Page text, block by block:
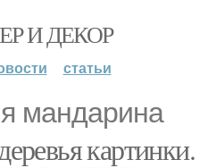
И ДЕКОР
статьи
мандарина
картинки.